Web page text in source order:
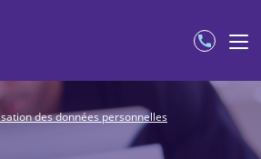
des données personnelles